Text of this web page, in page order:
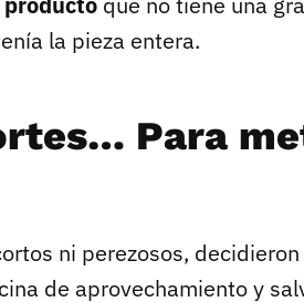
la pieza entera.
Para
ni perezosos,
de aprovechamiento y